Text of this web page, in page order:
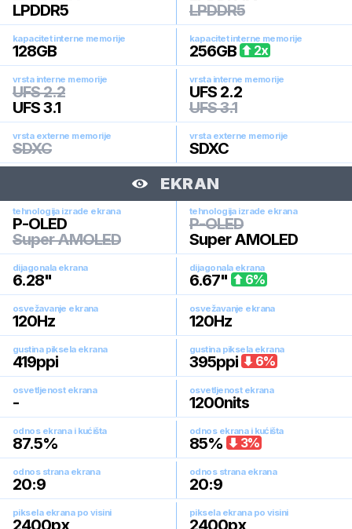
LPDDR5
LPDDR5
kapacitet interne memorije
128GB
kapacitet interne memorije
256GB 2x
vrsta interne memorije
UFS 2.2
UFS 3.1
vrsta interne memorije
UFS 2.2
UFS 3.1
vrsta externe memorije
SDXC
vrsta externe memorije
SDXC
EKRAN
tehnologija izrade ekrana
P-OLED
Super AMOLED
tehnologija izrade ekrana
P-OLED
Super AMOLED
dijagonala ekrana
6.28"
dijagonala ekrana
6.67" 6%
osvežavanje ekrana
120Hz
osvežavanje ekrana
120Hz
gustina piksela ekrana
419ppi
gustina piksela ekrana
395ppi 6%
osvetljenost ekrana
-
osvetljenost ekrana
1200nits
odnos ekrana i kućišta
87.5%
odnos ekrana i kućišta
85% 3%
odnos strana ekrana
20:9
odnos strana ekrana
20:9
piksela ekrana po visini
2400px
piksela ekrana po visini
2400px